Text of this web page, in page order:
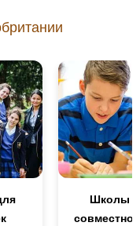
Школы